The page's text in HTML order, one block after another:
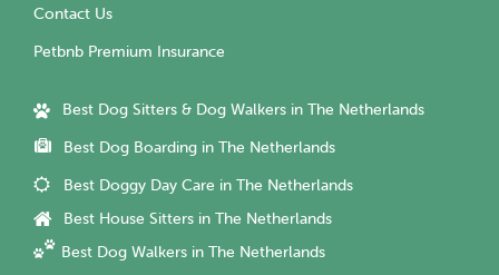
Contact Us
Petbnb Premium Insurance
Best Dog Sitters & Dog Walkers in The Netherlands
Best Dog Boarding in The Netherlands
Best Doggy Day Care in The Netherlands
Best House Sitters in The Netherlands
Best Dog Walkers in The Netherlands